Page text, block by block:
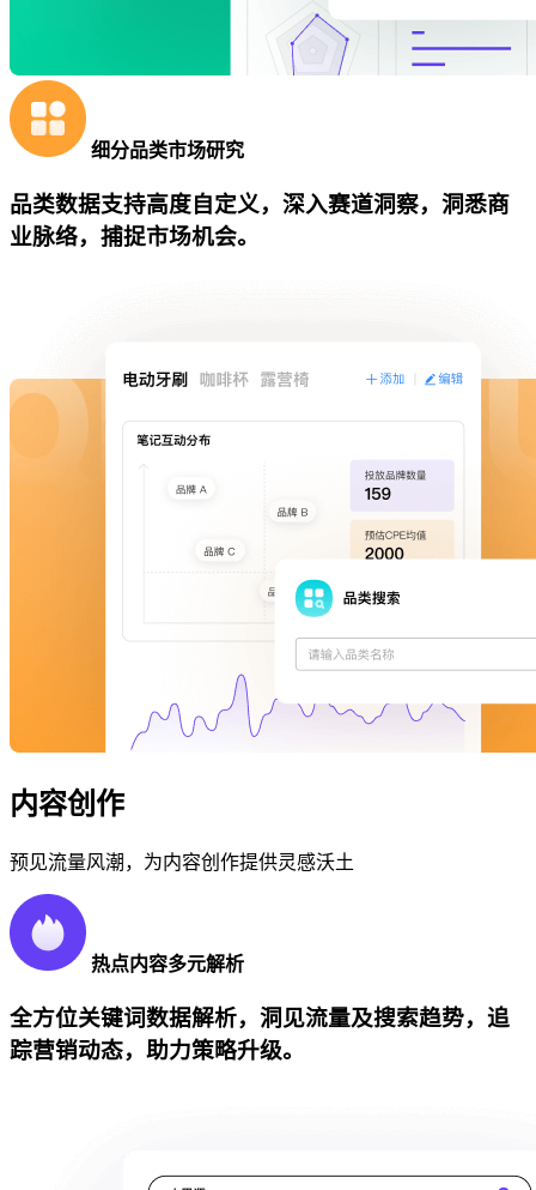
细分品类市场研究
品类数据支持高度自定义，深入赛道洞察，洞悉商
业脉络，捕捉市场机会。
内容创作
预见流量风潮，为内容创作提供灵感沃土
热点内容多元解析
全方位关键词数据解析，洞见流量及搜索趋势，追
踪营销动态，助力策略升级。